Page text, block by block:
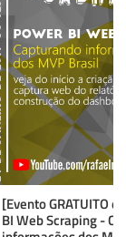
[Evento GRATUITO
BI Web Scraping -